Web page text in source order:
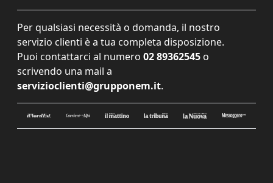
Per qualsiasi necessità o domanda, il nostro
servizio clienti è a tua completa disposizione.
Puoi contattarci al numero 02 89362545 o
scrivendo una mail a
servizioclienti@grupponem.it.